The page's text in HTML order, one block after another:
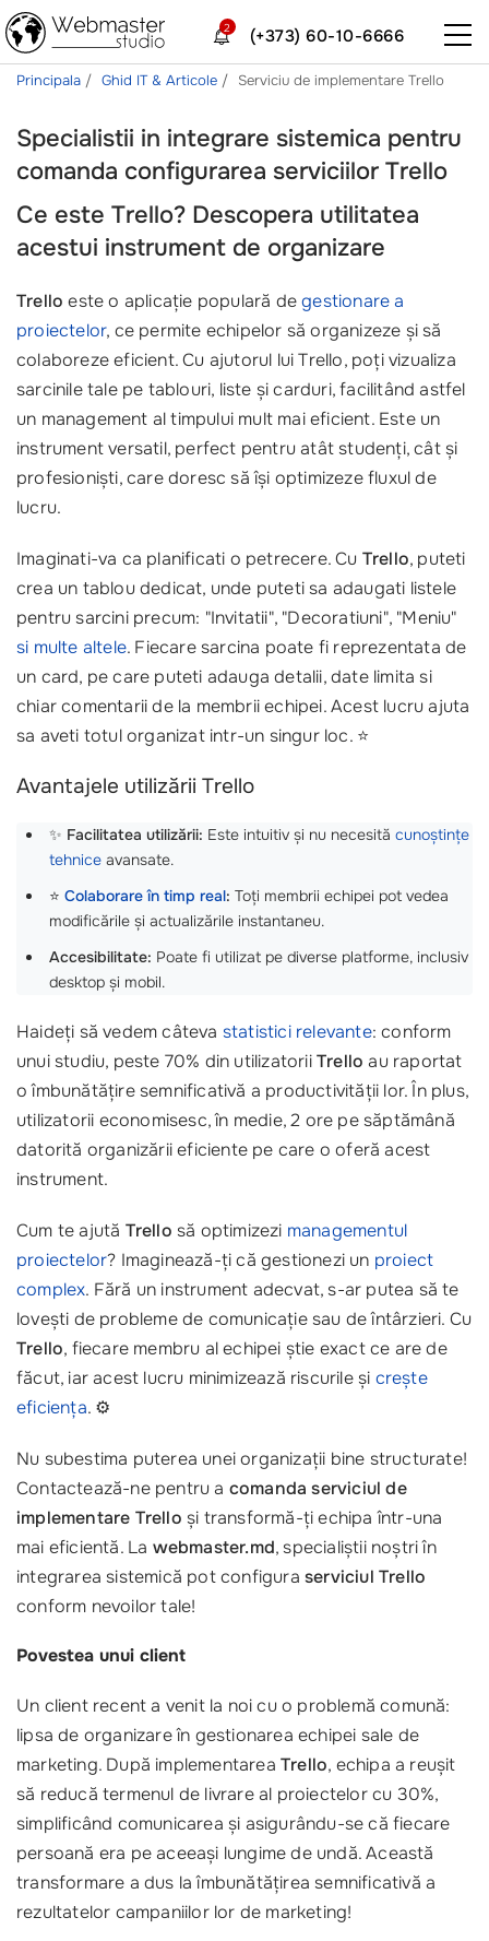
(+373) 60-10-6666
2
Principala Ghid IT & Articole Serviciu de implementare Trello
Specialistii in integrare sistemica pentru
comanda configurarea serviciilor Trello
Ce este Trello? Descopera utilitatea
acestui instrument de organizare
Trello este o aplicație populară degestionare a
proiectelor, ce permite echipelor să organizeze și să
colaboreze eficient. Cu ajutorul lui Trello, poți vizualiza
sarcinile tale pe tablouri, liste și carduri, facilitând astfel
un management al timpului mult mai eficient. Este un
instrument versatil, perfect pentru atât studenți, cât și
profesioniști, care doresc să își optimizeze fluxul de
lucru.
Imaginati-va ca planificati o petrecere. Cu Trello, puteti
crea un tablou dedicat, unde puteti sa adaugati listele
pentru sarcini precum: "Invitatii", "Decoratiuni", "Meniu"
si multe altele. Fiecare sarcina poate fi reprezentata de
un card, pe care puteti adauga detalii, date limita si
chiar comentarii de la membrii echipei. Acest lucru ajuta
sa aveti totul organizat intr-un singur loc. ⭐
Avantajele utilizării Trello
✨ Facilitatea utilizării: Este intuitiv și nu necesită cunoștințe
tehnice avansate.
⭐ Colaborare în timp real: Toți membrii echipei pot vedea
modificările și actualizările instantaneu.
Accesibilitate: Poate fi utilizat pe diverse platforme, inclusiv
desktop și mobil.
Haideți să vedem câteva statistici relevante: conform
unui studiu, peste 70% din utilizatoriiTrello au raportat
o îmbunătățire semnificativă a productivității lor. În plus,
utilizatorii economisesc, în medie, 2 ore pe săptămână
datorită organizării eficiente pe care o oferă acest
instrument.
Cum te ajută Trello să optimizezi managementul
proiectelor? Imaginează-ți că gestionezi un proiect
complex. Fără un instrument adecvat, s-ar putea să te
lovești de probleme de comunicație sau de întârzieri. Cu
Trello, fiecare membru al echipei știe exact ce are de
făcut, iar acest lucru minimizează riscurile și crește
eficiența. ⚙️
Nu subestima puterea unei organizații bine structurate!
Contactează-ne pentru a comanda serviciul de
implementare Trello și transformă-ți echipa într-una
mai eficientă. La webmaster.md, specialiștii noștri în
integrarea sistemică pot configura serviciul Trello
conform nevoilor tale! ‍‍
Povestea unui client
Un client recent a venit la noi cu o problemă comună:
lipsa de organizare în gestionarea echipei sale de
marketing. După implementarea Trello, echipa a reușit
să reducă termenul de livrare al proiectelor cu 30%,
simplificând comunicarea și asigurându-se că fiecare
persoană era pe aceeași lungime de undă. Această
transformare a dus la îmbunătățirea semnificativă a
rezultatelor campaniilor lor de marketing!